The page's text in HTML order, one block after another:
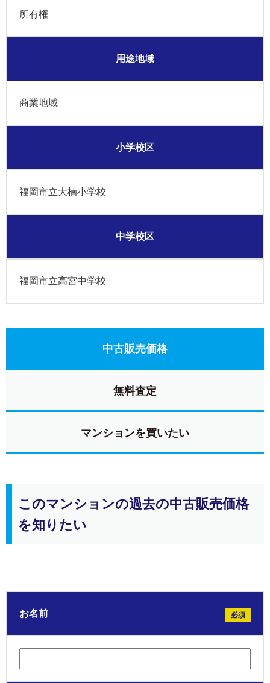
所有権
用途地域
商業地域
小学校区
福岡市立大楠小学校
中学校区
福岡市立高宮中学校
中古販売価格
無料査定
マンションを買いたい
このマンションの過去の中古販売価格
を知りたい
お名前 必須